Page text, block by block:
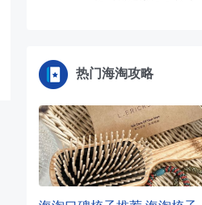
热门海淘攻略